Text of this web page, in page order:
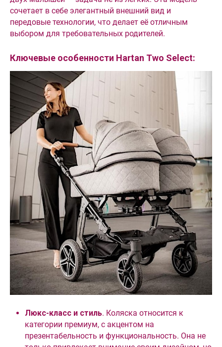
сочетает в себе элегантный внешний вид и
передовые технологии, что делает её отличным
выбором для требовательных родителей.
Ключевые особенности Hartan Two Select:
Люкс-класс и стиль. Коляска относится к
категории премиум, с акцентом на
презентабельность и функциональность. Она не